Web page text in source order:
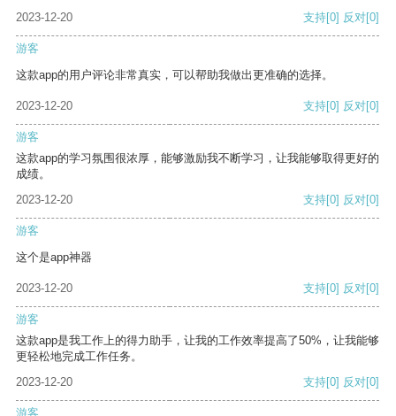
2023-12-20
支持[0] 反对[0]
游客
这款app的用户评论非常真实，可以帮助我做出更准确的选择。
2023-12-20 支持[0] 反对[0]
游客
这款app的学习氛围很浓厚，能够激励我不断学习，让我能够取得更好的
成绩。
2023-12-20
支持[0] 反对[0]
游客
这个是app神器
2023-12-20 支持[0] 反对[0]
游客
这款app是我工作上的得力助手，让我的工作效率提高了50%，让我能够
更轻松地完成工作任务。
2023-12-20
支持[0] 反对[0]
游客